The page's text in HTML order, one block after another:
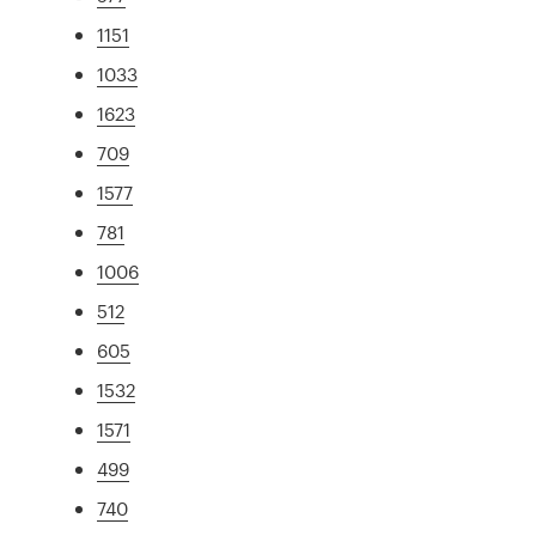
1151
1033
1623
709
1577
781
1006
512
605
1532
1571
499
740